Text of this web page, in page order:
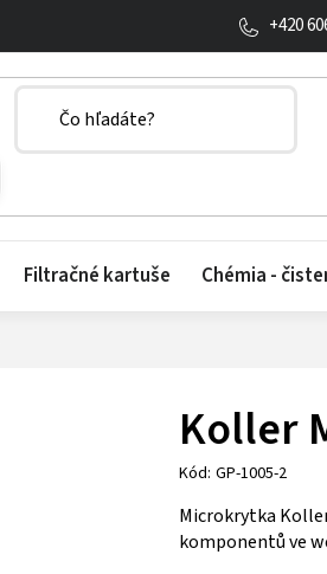
+420
Filtračné kartuše Chémia -
Koller
Kód: GP-1005-2
Microkrytka
komponentů ve